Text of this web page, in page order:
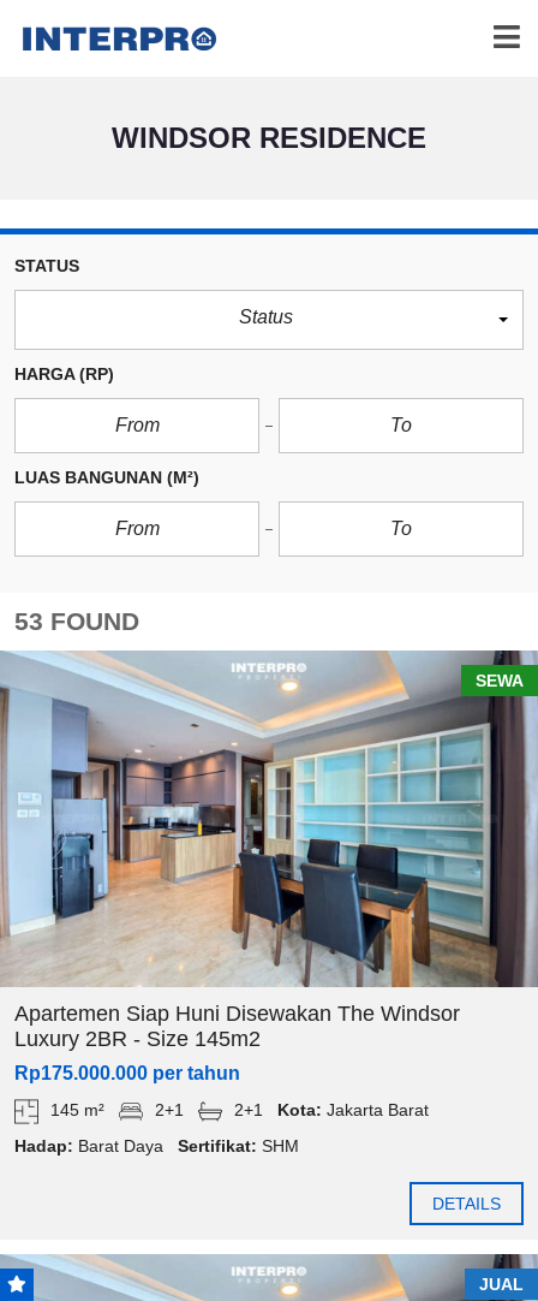
WINDSOR RESIDENCE
STATUS
Status
HARGA(RP)
LUAS BANGUNAN (M²)
53 FOUND
SEWA
Apartemen Siap Huni Disewakan The Windsor
Luxury 2BR - Size 145m2
Rp175.000.000 per tahun
145 m² 2+1 2+1 Kota: Jakarta Barat
Hadap: Barat Daya Sertifikat: SHM
DETAILS
JUAL